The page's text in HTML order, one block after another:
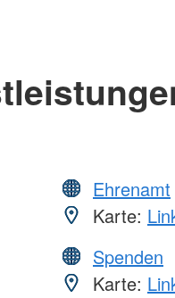
Ehrenamt
Karte:
Spenden
Karte: